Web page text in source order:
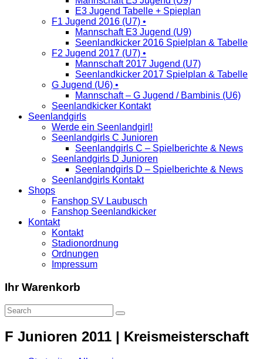
E3 Jugend Tabelle + Spieplan
F1 Jugend 2016 (U7) •
Mannschaft E3 Jugend (U9)
Seenlandkicker 2016 Spielplan & Tabelle
F2 Jugend 2017 (U7) •
Mannschaft 2017 Jugend (U7)
Seenlandkicker 2017 Spielplan & Tabelle
G Jugend (U6) •
Mannschaft – G Jugend / Bambinis (U6)
Seenlandkicker Kontakt
Seenlandgirls
Werde ein Seenlandgirl!
Seenlandgirls C Junioren
Seenlandgirls C – Spielberichte & News
Seenlandgirls D Junioren
Seenlandgirls D – Spielberichte & News
Seenlandgirls Kontakt
Shops
Fanshop SV Laubusch
Fanshop Seenlandkicker
Kontakt
Kontakt
Stadionordnung
Ordnungen
Impressum
Ihr Warenkorb
F Junioren 2011 | Kreismeisterschaft